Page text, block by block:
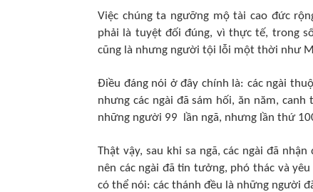
Việc chúng ta ngưỡng mộ tài cao đức
phải là tuyệt đối đúng, vì thực tế, trong
cũng là nhưng người tội lỗi một thời như
Điều đáng nói ở đây chính là: các ngài
nhưng các ngài đã sám hối, ăn năm,
những người 99 lần ngã, nhưng lần thứ
Thật vậy, sau khi sa ngã, các ngài đã
nên các ngài đã tin tưởng, phó thác và
có thể nói: các thánh đều là những người